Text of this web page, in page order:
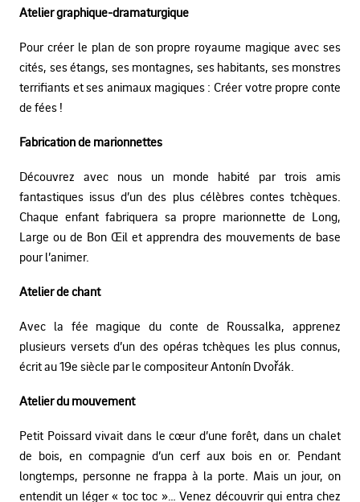
Atelier graphique-dramaturgique
Pour créer le plan de son propre royaume magique avec ses
cités, ses étangs, ses montagnes, ses habitants, ses monstres
terrifiants et ses animaux magiques : Créer votre propre conte
de fées !
Fabrication de marionnettes
Découvrez avec nous un monde habité par trois amis
fantastiques issus d’un des plus célèbres contes tchèques.
Chaque enfant fabriquera sa propre marionnette de Long,
Large ou de Bon Œil et apprendra des mouvements de base
pour l’animer.
Atelier de chant
Avec la fée magique du conte de Roussalka, apprenez
plusieurs versets d’un des opéras tchèques les plus connus,
écrit au 19e siècle par le compositeur Antonín Dvořák.
Atelier du mouvement
Petit Poissard vivait dans le cœur d’une forêt, dans un chalet
de bois, en compagnie d’un cerf aux bois en or. Pendant
longtemps, personne ne frappa à la porte. Mais un jour, on
entendit un léger « toc toc »… Venez découvrir qui entra chez